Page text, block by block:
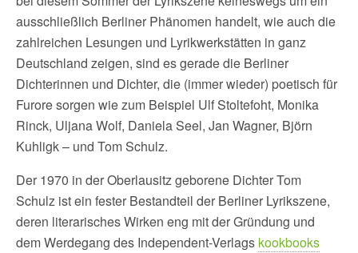
ausschließlich Berliner Phänomen handelt, wie auch die
zahlreichen Lesungen und Lyrikwerkstätten in ganz
Deutschland zeigen, sind es gerade die Berliner
Dichterinnen und Dichter, die (immer wieder) poetisch für
Furore sorgen wie zum Beispiel Ulf Stoltefoht, Monika
Rinck, Uljana Wolf, Daniela Seel, Jan Wagner, Björn
Kuhligk – und Tom Schulz.
Der 1970 in der Oberlausitz geborene Dichter Tom
Schulz ist ein fester Bestandteil der Berliner Lyrikszene,
deren literarisches Wirken eng mit der Gründung und
dem Werdegang des Independent-Verlags kookbooks